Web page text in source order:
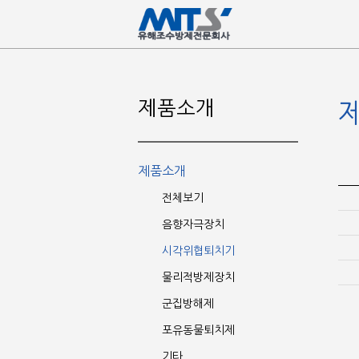
제품소개
제품소개
전체보기
음향자극장치
시각위협퇴치기
물리적방제장치
군집방해제
포유동물퇴치제
기타